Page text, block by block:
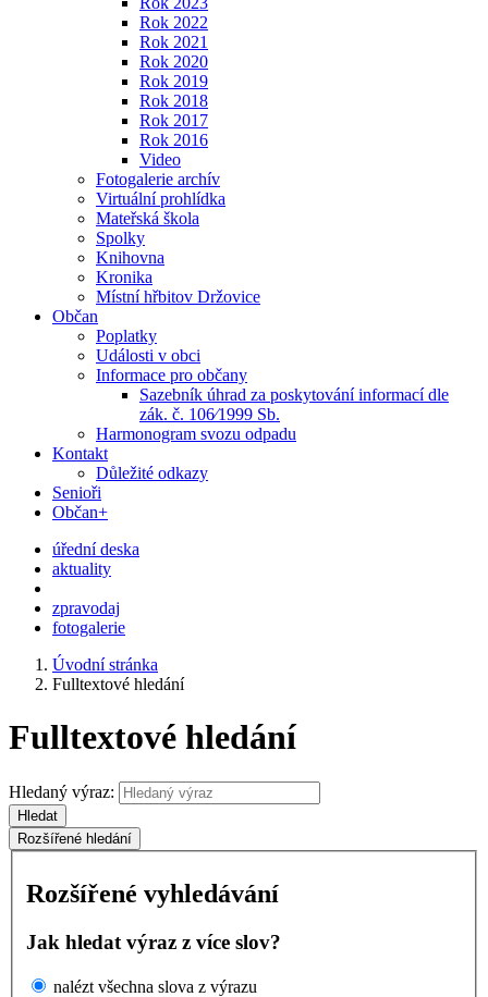
Rok 2022
Rok 2021
Rok 2020
Rok 2019
Rok 2018
Rok 2017
Rok 2016
Video
Fotogalerie archív
Virtuální prohlídka
Mateřská škola
Spolky
Knihovna
Kronika
Místní hřbitov Držovice
Občan
Poplatky
Události v obci
Informace pro občany
Sazebník úhrad za poskytování informací dle
zák. č. 106⁄1999 Sb.
Harmonogram svozu odpadu
Kontakt
Důležité odkazy
Senioři
Občan+
úřední deska
aktuality
zpravodaj
fotogalerie
Úvodní stránka
Fulltextové hledání
Fulltextové hledání
Hledaný výraz:
Hledat
Rozšířené hledání
Rozšířené vyhledávání
Jak hledat výraz z více slov?
nalézt všechna slova z výrazu